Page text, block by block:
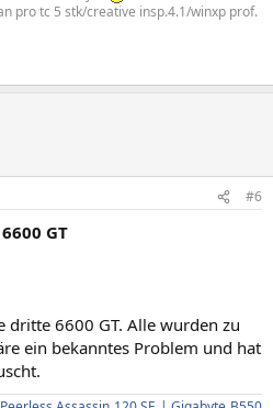
pro tc 5 stk/creative insp.4.1/winxp prof.
#6
GT
dritte 6600 GT. Alle wurden zu
ein bekanntes Problem und hat